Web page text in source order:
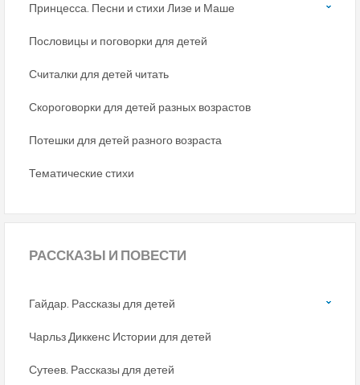
Принцесса. Песни и стихи Лизе и Маше
Пословицы и поговорки для детей
Считалки для детей читать
Скороговорки для детей разных возрастов
Потешки для детей разного возраста
Тематические стихи
РАССКАЗЫ И ПОВЕСТИ
Гайдар. Рассказы для детей
Чарльз Диккенс Истории для детей
Сутеев. Рассказы для детей